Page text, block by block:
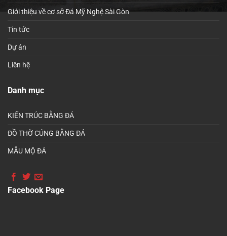
Giới thiệu về cơ sở Đá Mỹ Nghệ Sài Gòn
Tin tức
Dự án
Liên hệ
Danh mục
KIẾN TRÚC BẰNG ĐÁ
ĐỒ THỜ CÚNG BẰNG ĐÁ
MẪU MỘ ĐÁ
Facebook Page